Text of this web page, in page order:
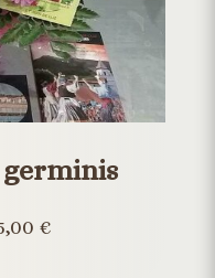
€